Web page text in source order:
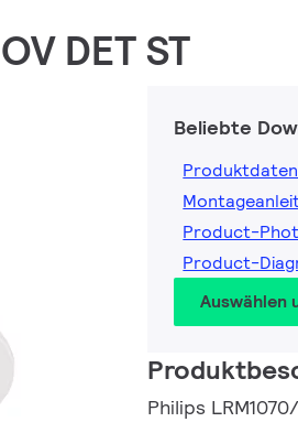
DET ST
Beliebte
Product-
Product-
Auswählen
Philips